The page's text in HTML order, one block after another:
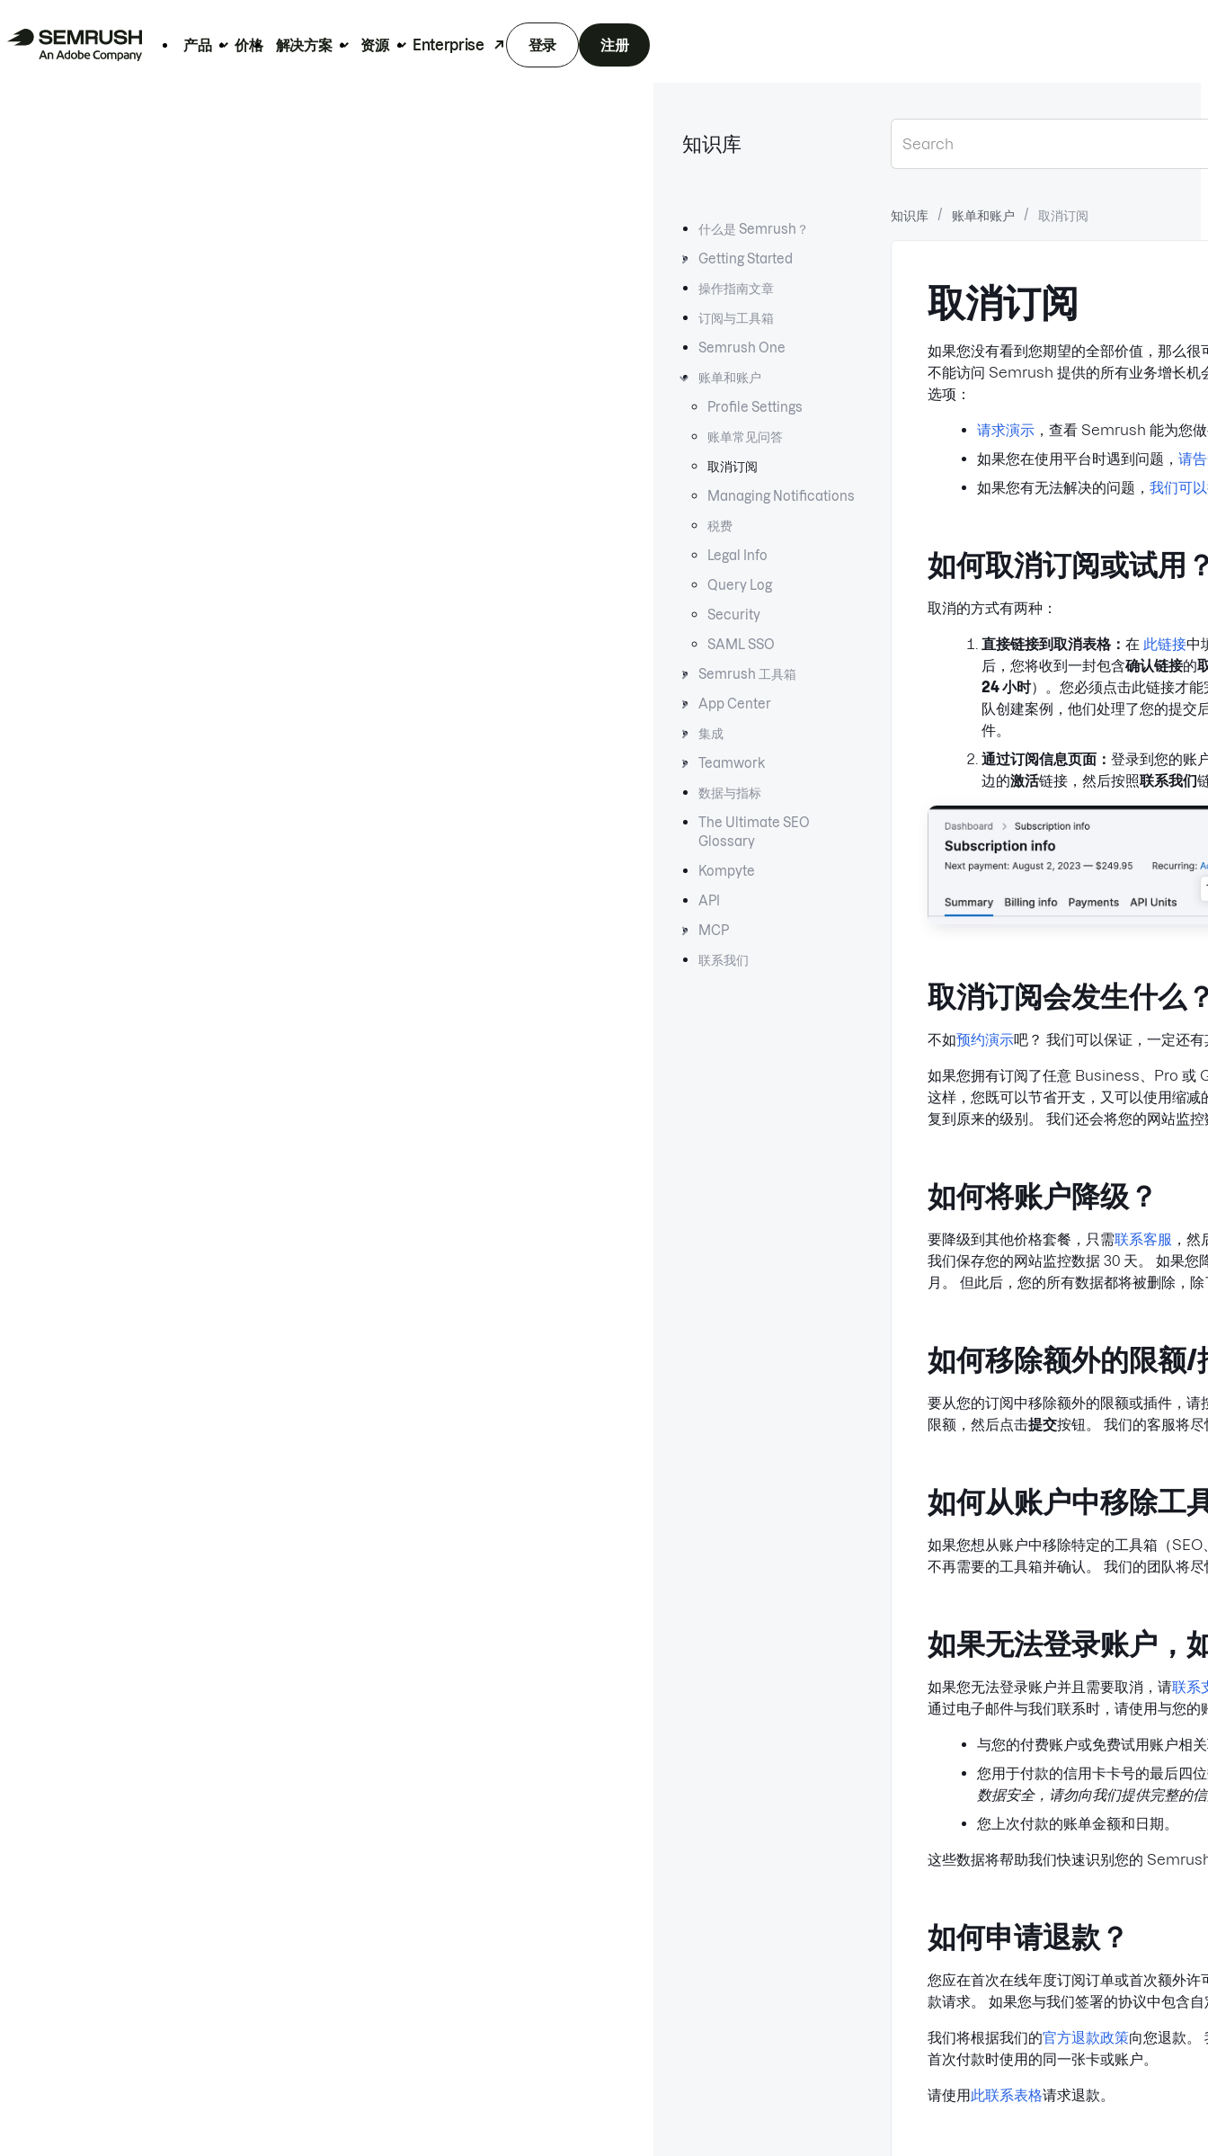
产品 价格 解决方案 资源 Enterprise 登录 注册
知识库
什么是 Semrush？
Getting Started
操作指南文章
订阅与工具箱
Semrush One
账单和账户
Profile Settings
账单常见问答
取消订阅
Managing Notifications
税费
Legal Info
Query Log
Security
SAML SSO
Semrush 工具箱
App Center
集成
Teamwork
数据与指标
The Ultimate SEO
Glossary
Kompyte
API
MCP
联系我们
知识库 账单和账户 取消订阅
取消订阅
如果您没有看到您期望的全部价值，那么
不能访问 Semrush 提供的所有业务增长机
选项：
请求演示，查看 Semrush 能为您
如果您在使用平台时遇到问题， 请
如果您有无法解决的问题， 我们可
如何取消订阅或试用
取消的方式有两种：
直接链接到取消表格： 在 此链接中
后，您将收到一封包含确认链接的
24 小时）。您必须点击此链接才
队创建案例，他们处理了您的提交
件。
通过订阅信息页面： 登录到您的账
边的激活链接，然后按照联系我们
取消订阅会发生什么
不如预约演示吧？ 我们可以保证，一定还
如果您拥有订阅了任意 Business、Pro 或
这样，您既可以节省开支，又可以使用缩
复到原来的级别。 我们还会将您的网站监
如何将账户降级？
要降级到其他价格套餐，只需联系客服 ，
我们保存您的网站监控数据 30 天。 如果
月。 但此后，您的所有数据都将被删除，
如何移除额外的限额
要从您的订阅中移除额外的限额或插件，请
限额，然后点击提交按钮。 我们的客服将
如何从账户中移除工
如果您想从账户中移除特定的工具箱（
不再需要的工具箱并确认。 我们的团队将
如果无法登录账户，
如果您无法登录账户并且需要取消，请联系
通过电子邮件与我们联系时，请使用与您
与您的付费账户或免费试用账户相
您用于付款的信用卡卡号的最后四
数据安全，请勿向我们提供完整的
您上次付款的账单金额和日期。
这些数据将帮助我们快速识别您的
如何申请退款？
您应在首次在线年度订阅订单或首次额外
款请求。 如果您与我们签署的协议中包含
我们将根据我们的官方退款政策向您退款。
首次付款时使用的同一张卡或账户。
请使用此联系表格请求退款。